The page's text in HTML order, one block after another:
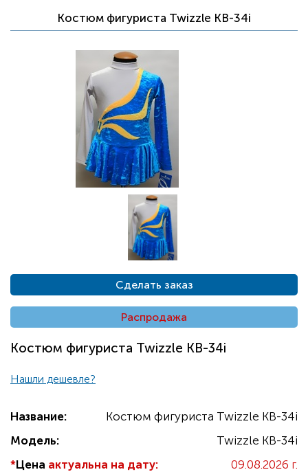
Костюм фигуриста Twizzle KB-34i
Сделать заказ
Распродажа
Костюм фигуриста Twizzle KB-34i
Нашли дешевле?
Название:
Костюм фигуриста Twizzle KB-34i
Модель:
Twizzle KB-34i
*Цена актуальна на дату: 09.08.2026 г.